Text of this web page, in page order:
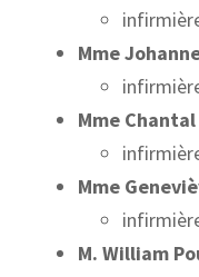
Mme
Mme
Mme
M. William